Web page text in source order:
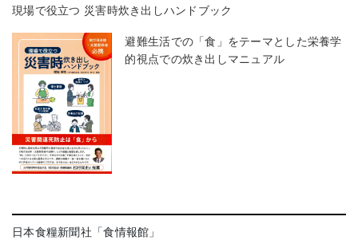
現場で役立つ 災害時炊き出しハンドブック
避難生活での「食」をテーマとした栄養学
的視点での炊き出しマニュアル
日本食糧新聞社「食情報館」